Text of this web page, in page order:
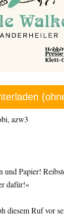
azw3
und Papier!
dafür!«
diesem Ruf vor